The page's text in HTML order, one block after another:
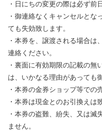
・日にちの変更の際は必ず前
・御連絡なくキャンセルとな
ても失効致します。
・本券を、譲渡される場合は
連絡ください。
・裏面に有効期限の記載の無
は、いかなる理由があっても
・本券の金券ショップ等での
・本券は現金とのお引換えは
・本券の盗難、紛失、又は滅
ません。